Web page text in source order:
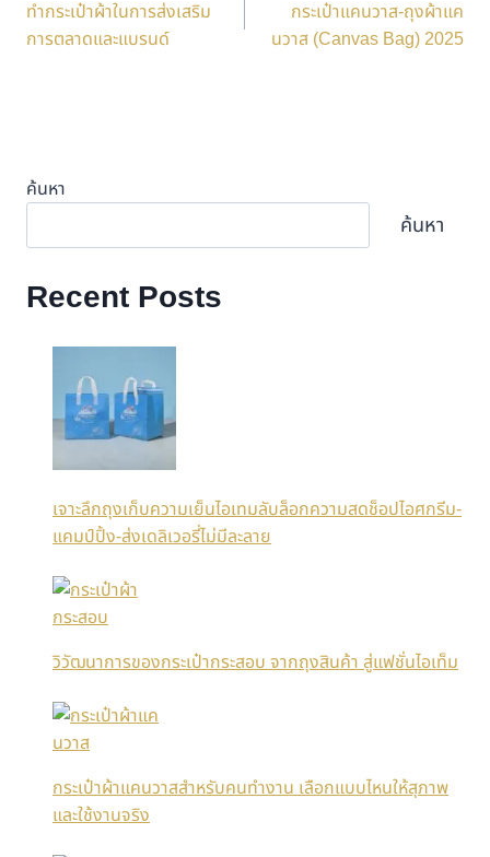
ทำกระเป๋าผ้าในการส่งเสริม
การตลาดและแบรนด์
กระเป๋าแคนวาส-ถุงผ้าแค
นวาส (Canvas Bag) 2025
ค้นหา
ค้นหา
Recent Posts
เจาะลึกถุงเก็บความเย็นไอเทมลับล็อกความสดช็อปไอศกรีม-
แคมป์ปิ้ง-ส่งเดลิเวอรี่ไม่มีละลาย
วิวัฒนาการของกระเป๋ากระสอบ จากถุงสินค้า สู่แฟชั่นไอเท็ม
กระเป๋าผ้าแคนวาสสำหรับคนทำงาน เลือกแบบไหนให้สุภาพ
และใช้งานจริง